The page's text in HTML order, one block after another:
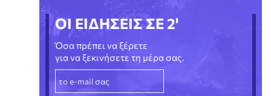
ΟΙ ΕΙΔΗΣΕΙΣ ΣΕ 2'
Όσα πρέπει να ξέρετε
για να ξεκινήσετε τη μέρα σας.